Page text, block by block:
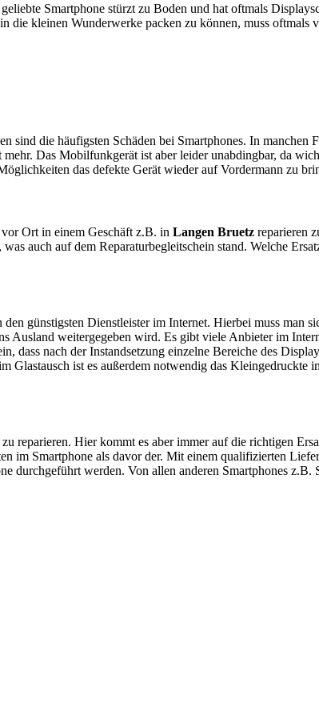
Smartphone stürzt zu Boden und hat oftmals
die kleinen Wunderwerke packen zu können, muss
die häufigsten Schäden bei Smartphones. In manchen
Das Mobilfunkgerät ist aber leider unabdingbar, da
das defekte Gerät wieder auf Vordermann zu
Ort in einem Geschäft z.B. in Langen Bruetz reparieren
auch auf dem Reparaturbegleitschein stand. Welche
günstigsten Dienstleister im Internet. Hierbei muss man
Ausland weitergegeben wird. Es gibt viele Anbieter im
dass nach der Instandsetzung einzelne Bereiche des
Glastausch ist es außerdem notwendig das Kleingedruckte
reparieren. Hier kommt es aber immer auf die richtigen
im Smartphone als davor der. Mit einem qualifizierten
durchgeführt werden. Von allen anderen Smartphones